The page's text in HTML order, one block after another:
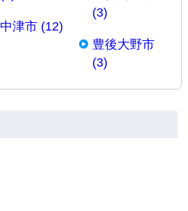
中津市 (12)
(3)
豊後大野市
(3)